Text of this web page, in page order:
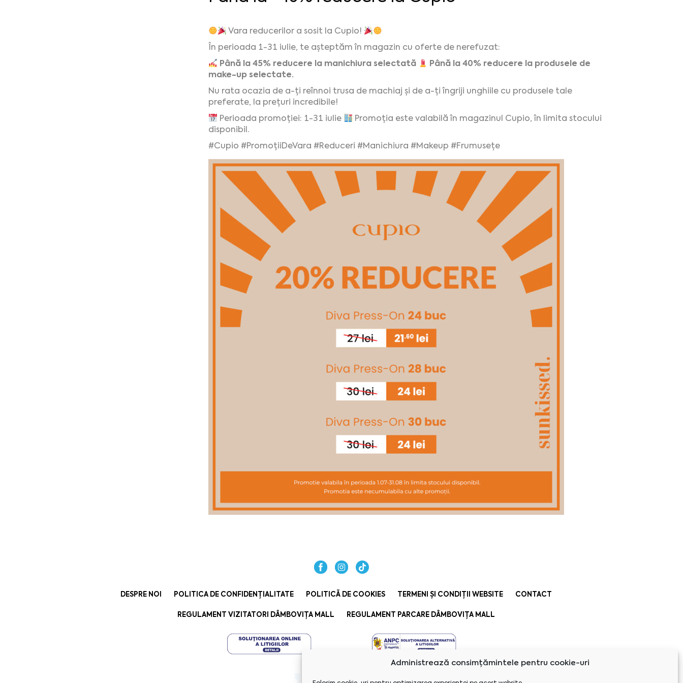
Administrează consimțămintele pentru cookie-uri
Vara reducerilor a sosit la Cupio!
În perioada 1-31 iulie, te așteptăm în magazin cu oferte de nerefuzat:
Până la 45% reducere la manichiura selectată
Până la 40% reducere la produsele de
make-up selectate.
Nu rata ocazia de a-ți reînnoi trusa de machiaj și de a-ți îngriji unghiile cu produsele tale
preferate, la prețuri incredibile!
Perioada promoției: 1-31 iulie
Promoția este valabilă în magazinul Cupio, în limita stocului
disponibil.
#Cupio #PromoțiiDeVara #Reduceri #Manichiura #Makeup #Frumusețe
DESPRE NOI POLITICA DE CONFIDENȚIALITATE POLITICĂ DE COOKIES TERMENI ȘI CONDIȚII WEBSITE CONTACT
REGULAMENT VIZITATORI DÂMBOVIȚA MALL REGULAMENT PARCARE DÂMBOVIȚA MALL